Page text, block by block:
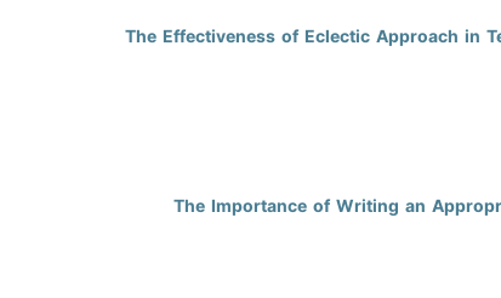
The Effectiveness of Eclectic Approach in
The Importance of Writing an